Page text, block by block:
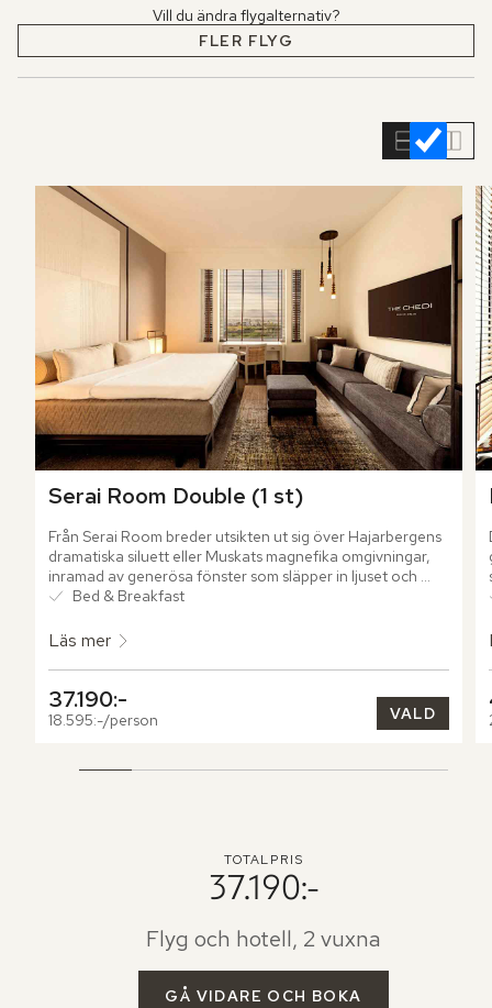
Vill du ändra flygalternativ?
FLER FLYG
Serai Room Double (1 st)
Från Serai Room breder utsikten ut sig över Hajarbergens
dramatiska siluett eller Muskats magnefika omgivningar,
inramad av generösa fönster som släpper in ljuset och
låter vyerna bli en del av rummet.
Bed & Breakfast
Läs mer
37.190:-
18.595:-/person VALD
TOTALPRIS
37.190:-
Flyg och hotell, 2 vuxna
GÅ VIDARE OCH BOKA